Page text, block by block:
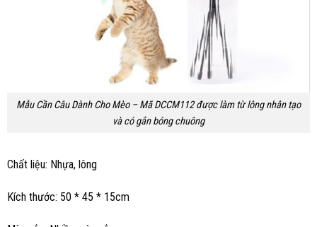
Mẫu Cần Câu Dành Cho Mèo – Mã DCCM112 được làm từ lông nhân tạo
và có gắn bóng chuông
Chất liệu: Nhựa, lông
Kích thước: 50 * 45 * 15cm